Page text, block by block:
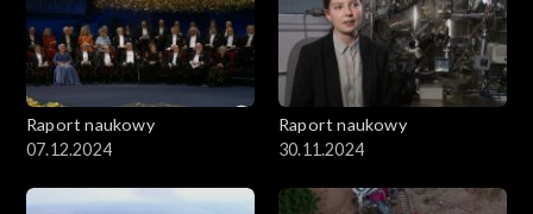
Raport naukowy
07.12.2024
Raport naukowy
30.11.2024